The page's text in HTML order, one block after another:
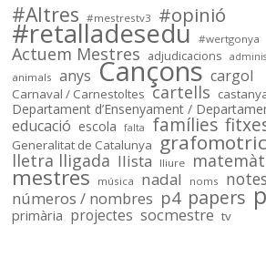
Dades creuades per José Luís
Infante de @llefia i amb
de tot @OSMcatala
socmestre.cat
Mapa de centres públics
primària i secundària –
Sóc.Mestre
Sóc.mestre
#Altres #mestrestv3 #opinió
#retalladesedu #wertgonya
Actuem Mestres adjudicacions
animals anys Cançons cargol
Carnaval / Carnestoltes cartells
Departament d’Ensenyament /
educació escola falta famílies
Generalitat de Catalunya
lletra lligada llista lliure
mestres música nadal noms notes
números / nombres p4 papers
primària projectes socmestre tv